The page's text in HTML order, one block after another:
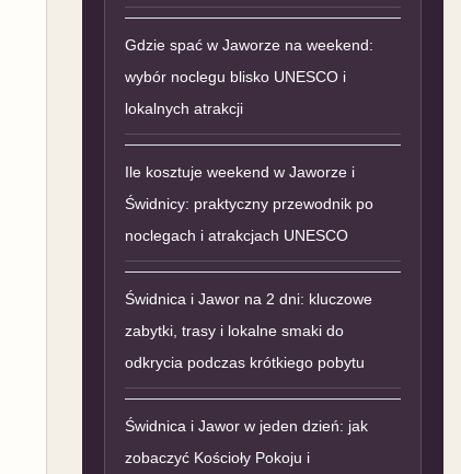
Gdzie spać w Jaworze na weekend:
wybór noclegu blisko UNESCO i
lokalnych atrakcji
Ile kosztuje weekend w Jaworze i
Świdnicy: praktyczny przewodnik po
noclegach i atrakcjach UNESCO
Świdnica i Jawor na 2 dni: kluczowe
zabytki, trasy i lokalne smaki do
odkrycia podczas krótkiego pobytu
Świdnica i Jawor w jeden dzień: jak
zobaczyć Kościoły Pokoju i